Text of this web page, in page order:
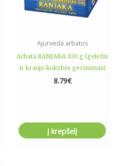
Ajurveda arbatos
Arbata RANJAKA 100 g (geležis
ir kraujo kokybės gerinimas)
8.79€
Į krepšelį